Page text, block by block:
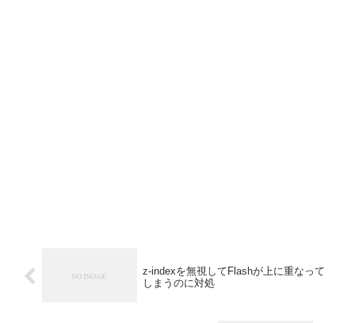
z-indexを無視してFlashが上に重なって
しまうのに対処